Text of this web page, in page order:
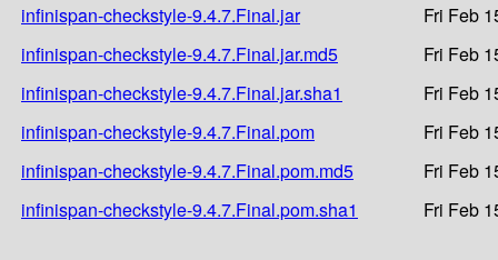
infinispan-checkstyle-9.4.7.Final.jar
Fri Feb
infinispan-checkstyle-9.4.7.Final.jar.md5
Fri Feb
infinispan-checkstyle-9.4.7.Final.jar.sha1
Fri Feb
infinispan-checkstyle-9.4.7.Final.pom
Fri Feb
infinispan-checkstyle-9.4.7.Final.pom.md5
Fri Feb
infinispan-checkstyle-9.4.7.Final.pom.sha1
Fri Feb